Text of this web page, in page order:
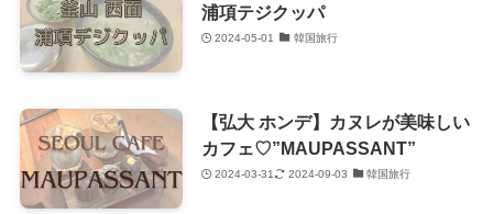
浦項テジクッパ
2024-05-01 韓国旅行
【弘大 ホンデ】カヌレが美味しい
カフェ♡”MAUPASSANT”
2024-03-31 2024-09-03 韓国旅行